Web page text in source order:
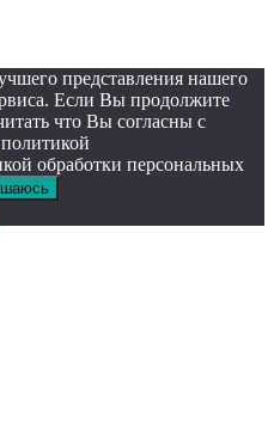
представления нашего
Если Вы продолжите
что Вы согласны с
обработки персональных